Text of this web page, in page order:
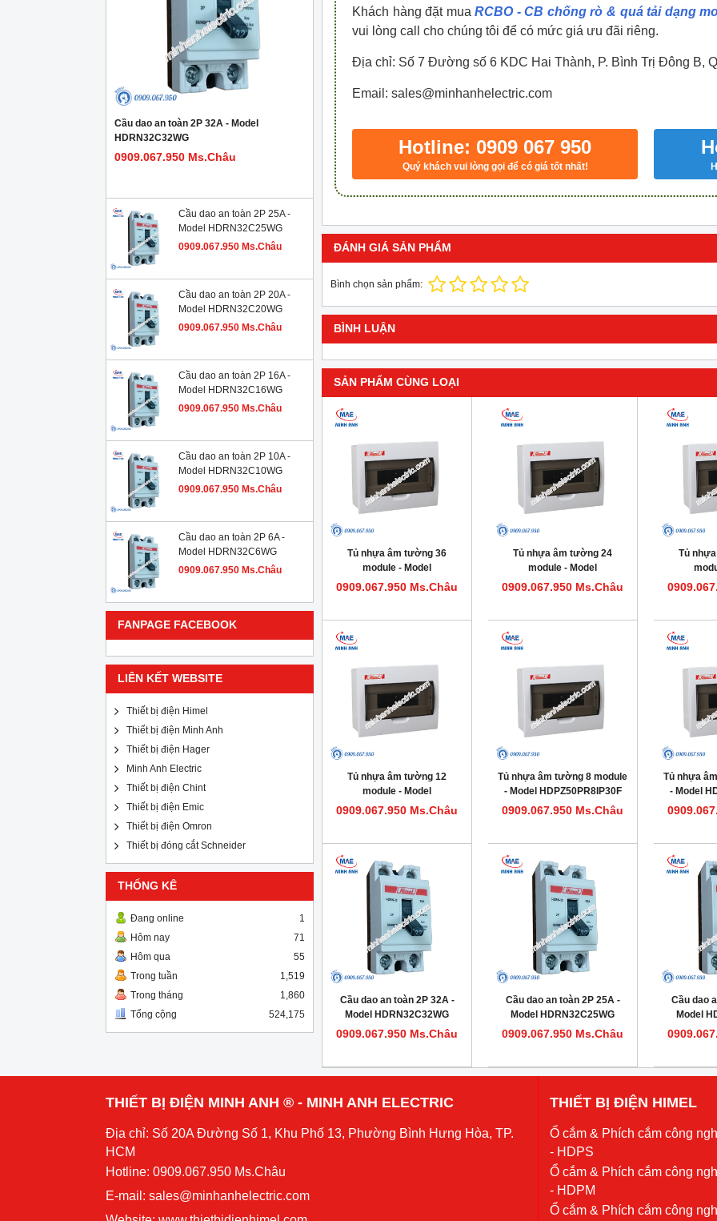
Cầu dao an toàn 2P 32A - Model
HDRN32C32WG
0909.067.950 Ms.Châu
Cầu dao an toàn 2P 25A -
Model HDRN32C25WG
0909.067.950 Ms.Châu
Cầu dao an toàn 2P 20A -
Model HDRN32C20WG
0909.067.950 Ms.Châu
Cầu dao an toàn 2P 16A -
Model HDRN32C16WG
0909.067.950 Ms.Châu
Cầu dao an toàn 2P 10A -
Model HDRN32C10WG
0909.067.950 Ms.Châu
Cầu dao an toàn 2P 6A -
Model HDRN32C6WG
0909.067.950 Ms.Châu
FANPAGE FACEBOOK
LIÊN KẾT WEBSITE
Thiết bị điện Himel
Thiết bị điện Minh Anh
Thiết bị điện Hager
Minh Anh Electric
Thiết bị điện Chint
Thiết bị điện Emic
Thiết bị điện Omron
Thiết bị đóng cắt Schneider
THỐNG KÊ
Đang online
1
Hôm nay
71
Hôm qua
55
Trong tuần
1,519
Trong tháng
1,860
Tổng cộng
524,175
Khách hàng đặt muaRCBO - CB chống rò & quá tải dạng
vui lòng call cho chúng tôi để có mức giá ưu đãi riêng.
Địa chỉ: Số 7 Đường số 6 KDC Hai Thành, P. Bình Trị Đông B,
Email: sales@minhanhelectric.com
Hotline: 0909 067 950
Quý khách vui lòng gọi để có giá tốt nhất!
ĐÁNH GIÁ SẢN PHẨM
Bình chọn sản phẩm:
BÌNH LUẬN
SẢN PHẨM CÙNG LOẠI
Tủ nhựa âm tường 36
module - Model
HDPZ50PR36IP30F
0909.067.950 Ms.Châu
Tủ nhựa âm tường 24
module - Model
HDPZ50PR24IP30F
0909.067.950 Ms.Châu
Tủ
Tủ nhựa âm tường 12
module - Model
HDPZ50PR12IP30F
0909.067.950 Ms.Châu
Tủ nhựa âm tường 8 module
- Model HDPZ50PR8IP30F
0909.067.950 Ms.Châu
Tủ nhựa
- Model
Cầu dao an toàn 2P 32A -
Model HDRN32C32WG
0909.067.950 Ms.Châu
Cầu dao an toàn 2P 25A -
Model HDRN32C25WG
0909.067.950 Ms.Châu
Cầu dao
Model
THIẾT BỊ ĐIỆN MINH ANH ® - MINH ANH ELECTRIC
Địa chỉ: Số 20A Đường Số 1, Khu Phố 13, Phường Bình Hưng Hòa, TP.
HCM
Hotline: 0909.067.950 Ms.Châu
E-mail: sales@minhanhelectric.com
THIẾT BỊ ĐIỆN HIMEL
Ổ cắm & Phích cắm công
- HDPS
Ổ cắm & Phích cắm công
- HDPM
Ổ cắm & Phích cắm công